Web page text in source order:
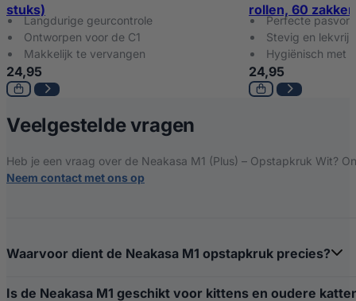
stuks)
Langdurige geurcontrole
Ontworpen voor de C1
Makkelijk te vervangen
24,95
rollen, 60
Perfecte
Stevig en lekvrij
Hygiënisch met
24,95
Veelgestelde vragen
Heb je een vraag over de Neakasa M1 (Plus) – Opstapkruk Wit?
Neem contact met ons op
Waarvoor dient de Neakasa M1 opstapkruk precies?
Is de Neakasa M1 geschikt voor kittens en oudere